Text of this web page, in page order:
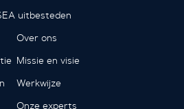
uitbesteden
Over ons
Missie en visie
Werkwijze
Onze experts